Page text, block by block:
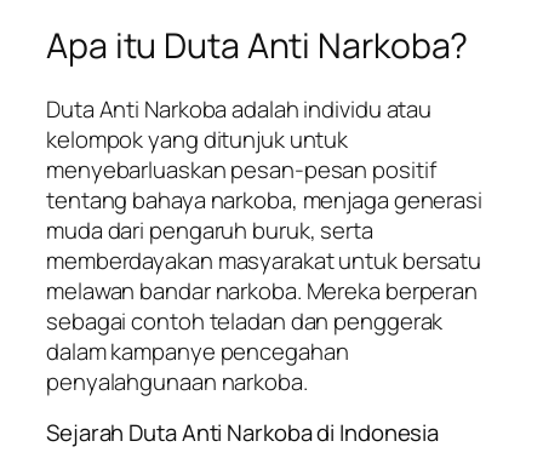
Apa itu Duta Anti Narkoba?
Duta Anti Narkoba adalah individu atau
kelompok yang ditunjuk untuk
menyebarluaskan pesan-pesan positif
tentang bahaya narkoba, menjaga generasi
muda dari pengaruh buruk, serta
memberdayakan masyarakat untuk bersatu
melawan bandar narkoba. Mereka berperan
sebagai contoh teladan dan penggerak
dalam kampanye pencegahan
penyalahgunaan narkoba.
Sejarah Duta Anti Narkoba di Indonesia